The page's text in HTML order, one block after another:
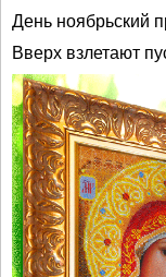
День ноябрьский
Вверх взлетают